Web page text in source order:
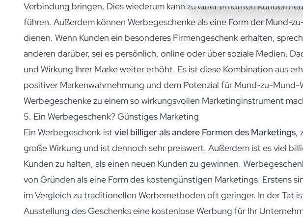
Willst du mein Pate sein? Geschenk
Gender Reveal Geschenke
Originaler Taufzucker
Willst du mein Trauzeuge sein? Geschenk
Heiratsantrags Geschenk
Spendenaktion für Junggesellenabschiede
Hochzeits Danke Geschenke
Hochzeitstag Geschenk
Herzlichen Glückwunsch zu Ihrem Hochzeitsgeschenk
Tischanordnung
Bericht über ein Geschenk
Rubbellos-Geschenk
Geschenk für Ihn
Geschenk für Mama
Geschenk für Papa
Verbindung bringen. Dies wiederum kann zu einer erhöhten
führen. Außerdem können Werbegeschenke als eine Form der Mund-
dienen. Wenn Kunden ein besonderes Firmengeschenk erhalten,
anderen darüber, sei es persönlich, online oder über soziale Medien.
und Wirkung Ihrer Marke weiter erhöht. Es ist diese Kombination aus
positiver Markenwahrnehmung und dem Potenzial für Mund-zu-Mund-
Werbegeschenke zu einem so wirkungsvollen Marketinginstrument
5. Ein Werbegeschenk? Günstiges Marketing
Ein Werbegeschenk istviel billiger als andere Formen des Marketings,
große Wirkung und ist dennoch sehr preiswert. Außerdem ist es viel
Kunden zu halten, als einen neuen Kunden zu gewinnen.
von Gründen als eine Form des kostengünstigen Marketings. Erstens
im Vergleich zu traditionellen Werbemethoden oft geringer. In der Tat
Ausstellung des Geschenks eine kostenlose Werbung für Ihr